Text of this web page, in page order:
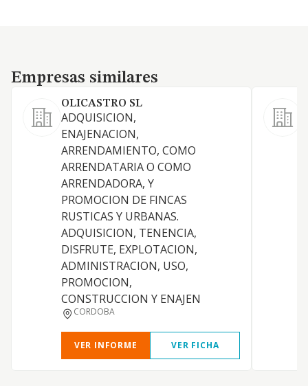
Empresas similares
Empresas similares
OLICASTRO SL
ADQUISICION,
ENAJENACION,
ARRENDAMIENTO, COMO
ARRENDATARIA O COMO
ARRENDADORA, Y
PROMOCION DE FINCAS
RUSTICAS Y URBANAS.
ADQUISICION, TENENCIA,
DISFRUTE, EXPLOTACION,
ADMINISTRACION, USO,
PROMOCION,
CONSTRUCCION Y ENAJEN
CORDOBA
VER INFORME VER FICHA